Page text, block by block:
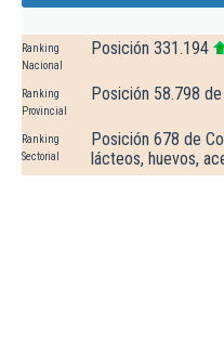
Ranking
Nacional
Posición 331.194
Ranking
Provincial
Posición 58.798
Ranking
Sectorial
Posición 678 de
lácteos, huevos,